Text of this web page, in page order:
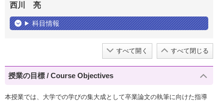
西川 亮
科目情報
すべて開く すべて閉じる
授業の目標 / Course Objectives
本授業では、大学での学びの集大成として卒業論文の執筆に向けた指導